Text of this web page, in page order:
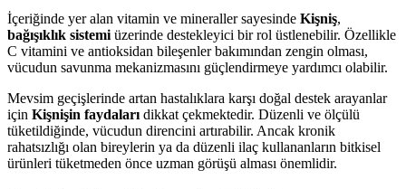
İçeriğinde yer alan vitamin ve mineraller sayesinde Kişniş,
bağışıklık sistemi üzerinde destekleyici bir rol üstlenebilir. Özellikle
C vitamini ve antioksidan bileşenler bakımından zengin olması,
vücudun savunma mekanizmasını güçlendirmeye yardımcı olabilir.
Mevsim geçişlerinde artan hastalıklara karşı doğal destek arayanlar
için Kişnişin faydaları dikkat çekmektedir. Düzenli ve ölçülü
tüketildiğinde, vücudun direncini artırabilir. Ancak kronik
rahatsızlığı olan bireylerin ya da düzenli ilaç kullananların bitkisel
ürünleri tüketmeden önce uzman görüşü alması önemlidir.